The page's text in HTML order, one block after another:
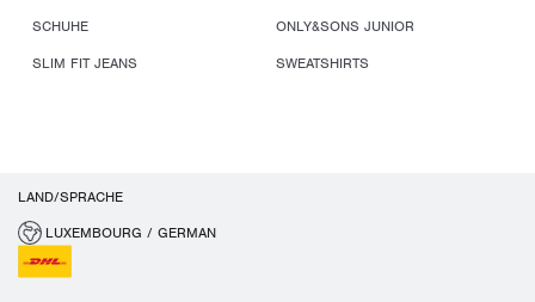
SCHUHE
ONLY&SONS JUNIOR
SLIM FIT JEANS
SWEATSHIRTS
LAND/SPRACHE
LUXEMBOURG / GERMAN